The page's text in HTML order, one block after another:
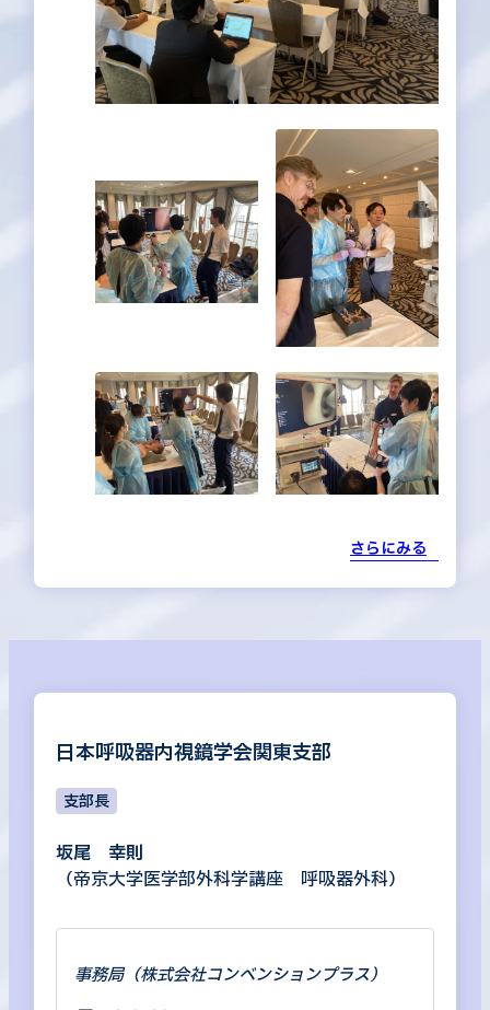
さらにみる
日本呼吸器内視鏡学会関東支部
支部長
坂尾 幸則
（帝京大学医学部外科学講座 呼吸器外科）
事務局（株式会社コンベンションプラス）